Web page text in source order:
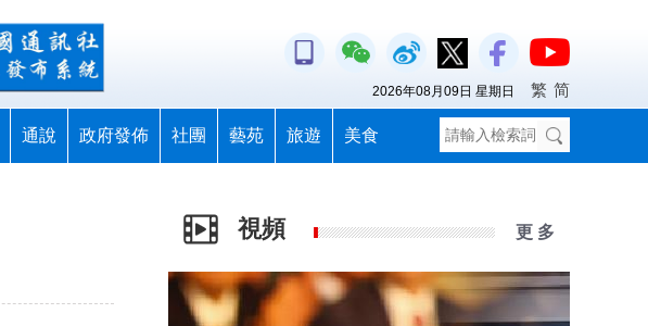
通說 政府發佈 社團 藝苑 旅遊 美食
2026年08月09日 星期日 繁 简
視頻 更 多